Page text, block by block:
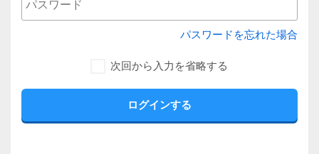
パスワードを忘れた場合
次回から入力を省略する